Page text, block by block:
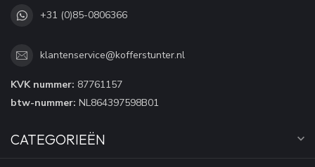
+31 (0)85-0806366
klantenservice@kofferstunter.nl
KVK nummer: 87761157
btw-nummer: NL864397598B01
CATEGORIEËN